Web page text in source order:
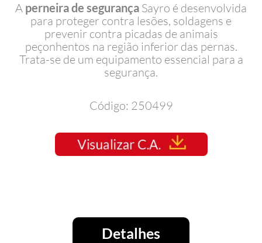
A perneira de segurança Sayro é desenvolvida
para proteger contra lesões, soldagens e
prevenir contra picadas de animais
peçonhentos na região inferior das pernas.
Trata-se de um equipamento essencial para a
segurança.
Código: 250499
Detalhes